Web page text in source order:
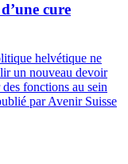
cure
helvétique ne
un nouveau devoir
fonctions au sein
par Avenir Suisse